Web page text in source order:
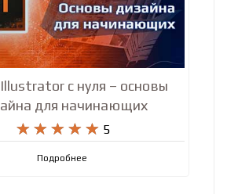
с нуля – основы
для начинающих
    
     5
Подробнее